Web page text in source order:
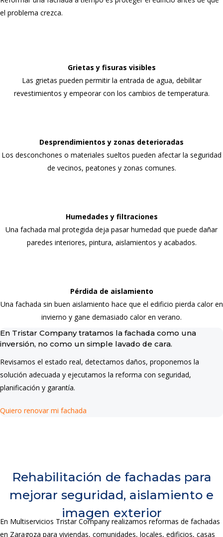
el problema crezca.
Grietas y fisuras visibles
Las grietas pueden permitir la entrada de agua, debilitar
revestimientos y empeorar con los cambios de temperatura.
Desprendimientos y zonas deterioradas
Los desconchones o materiales sueltos pueden afectar la seguridad
de vecinos, peatones y zonas comunes.
Humedades y filtraciones
Una fachada mal protegida deja pasar humedad que puede dañar
paredes interiores, pintura, aislamientos y acabados.
Pérdida de aislamiento
Una fachada sin buen aislamiento hace que el edificio pierda calor en
invierno y gane demasiado calor en verano.
En Tristar Company tratamos la fachada como una
inversión, no como un simple lavado de cara.
Revisamos el estado real, detectamos daños, proponemos la
solución adecuada y ejecutamos la reforma con seguridad,
planificación y garantía.
Quiero renovar mi fachada
Rehabilitación de fachadas para
mejorar seguridad, aislamiento e
imagen exterior
En Multiservicios Tristar Company realizamos reformas de fachadas
en Zaragoza para viviendas, comunidades, locales, edificios, casas